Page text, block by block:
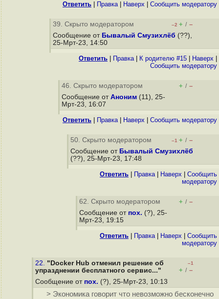
Ответить Правка| Наверх Cообщить модератору
39. Скрыто модератором –2 + / –
Сообщение от Бывалый Смузихлёб (??),
25-Мрт-23, 14:50
Ответить Правка| К родителю #15 Наверх
Cообщить модератору
46. Скрыто модератором + / –
Сообщение от Аноним (11), 25-
Мрт-23, 16:07
Ответить Правка| Наверх Cообщить модератору
50. Скрыто модератором –1 + / –
Сообщение от Бывалый Смузихлёб
(??), 25-Мрт-23, 17:48
Ответить Правка| Наверх
Cообщить
модератору
62. Скрыто модератором + / –
Сообщение от пох. (?), 25-
Мрт-23, 19:15
Ответить Правка| Наверх
Cообщить
модератору
22. "Docker Hub отменил решение об
упразднении бесплатного сервис..."
–1
+ / –
Сообщение от пох. (?), 25-Мрт-23, 10:13
> Экономика говорит что невозможно бесконечно